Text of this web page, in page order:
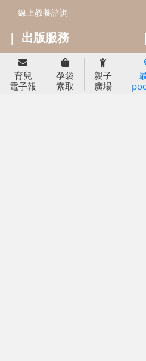
小袋鼠說故事劇團
service@hsin-yi.org.tw
信誼好好育兒
小太陽親子館
(02)2396-5305轉2345 (週一～
育兒
電子報
孕袋
索取
親子
廣場